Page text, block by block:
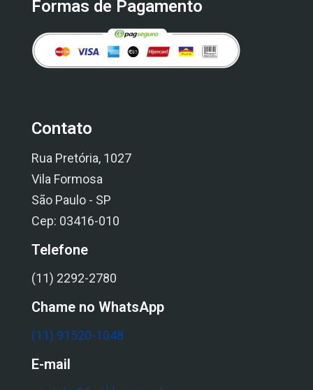
Formas de Pagamento
Contato
Rua Pretória, 1027
Vila Formosa
São Paulo - SP
Cep: 03416-010
Telefone
(11) 2292-2780
Chame no WhatsApp
(11) 91520-1048
E-mail